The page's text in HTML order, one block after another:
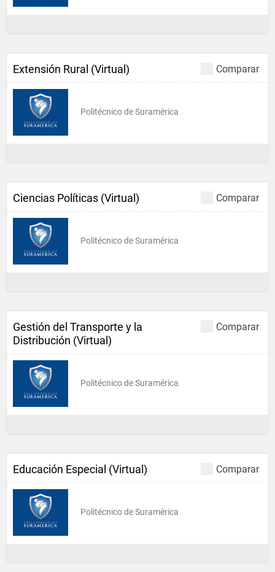
Comparar
Extensión Rural (Virtual)
Politécnico de Suramérica
Comparar
Ciencias Políticas (Virtual)
Politécnico de Suramérica
Comparar
Gestión del Transporte y la
Distribución (Virtual)
Politécnico de Suramérica
Comparar
Educación Especial (Virtual)
Politécnico de Suramérica